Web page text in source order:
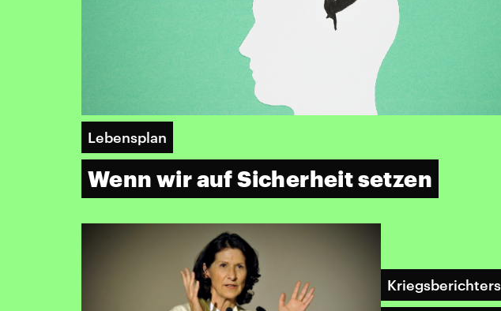
Lebensplan
Wenn wir auf Sicherheit setzen